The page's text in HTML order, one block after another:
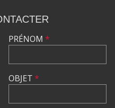
PRÉNOM *
OBJET *